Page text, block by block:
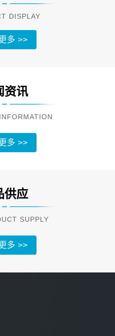
DISPLAY
多 >>
资讯
多 >>
供应
SUPPLY
多 >>